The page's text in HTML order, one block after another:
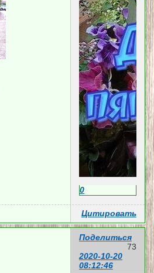
0
Цитировать
Поделиться
73
2020-10-20
08:12:46